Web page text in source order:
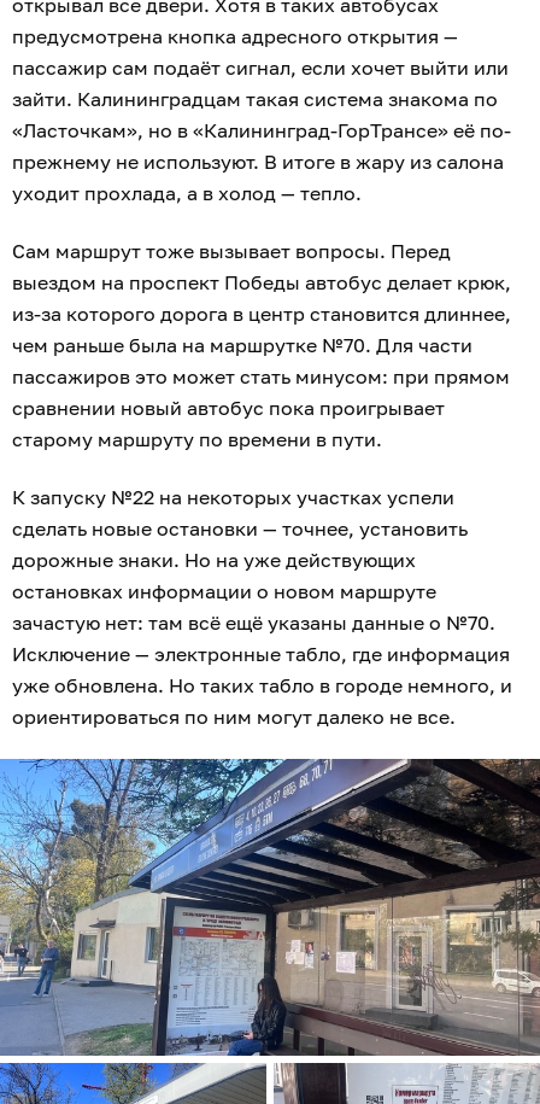
предусмотрена кнопка адресного открытия —
пассажир сам подаёт сигнал, если хочет выйти или
зайти. Калининградцам такая система знакома по
«Ласточкам», но в «Калининград-ГорТрансе» её по-
прежнему не используют. В итоге в жару из салона
уходит прохлада, а в холод — тепло.
Сам маршрут тоже вызывает вопросы. Перед
выездом на проспект Победы автобус делает крюк,
из-за которого дорога в центр становится длиннее,
чем раньше была на маршрутке №70. Для части
пассажиров это может стать минусом: при прямом
сравнении новый автобус пока проигрывает
старому маршруту по времени в пути.
К запуску №22 на некоторых участках успели
сделать новые остановки — точнее, установить
дорожные знаки. Но на уже действующих
остановках информации о новом маршруте
зачастую нет: там всё ещё указаны данные о №70.
Исключение — электронные табло, где информация
уже обновлена. Но таких табло в городе немного, и
ориентироваться по ним могут далеко не все.